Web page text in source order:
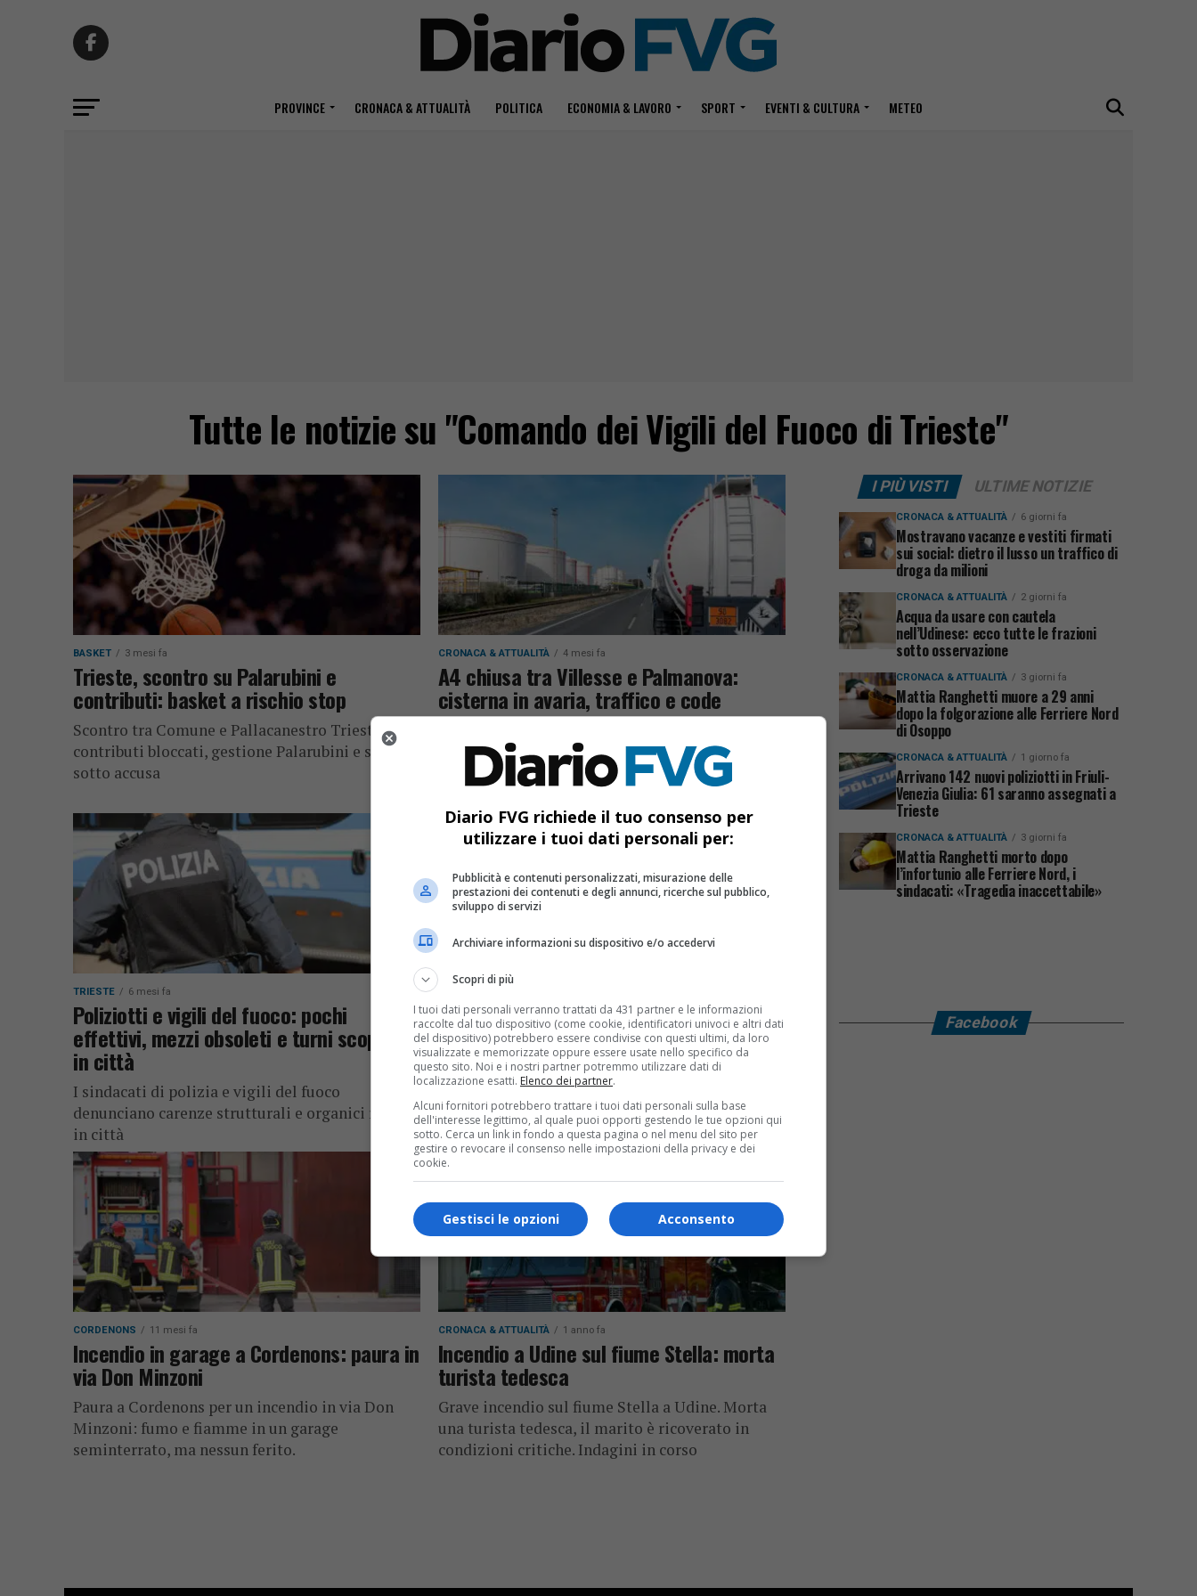
PROVINCE CRONACA & ATTUALITÀ POLITICA ECONOMIA & LAVORO SPORT EVENTI & CULTURA METEO
Tutte le notizie su "Comando dei Vigili del Fuoco di Trieste"
BASKET 3 mesi fa
Trieste, scontro su Palarubini e
contributi: basket a rischio stop
Scontro tra Comune e Pallacanestro Trieste:
contributi bloccati, gestione Palarubini e servizi
sotto accusa
CRONACA & ATTUALITÀ 4 mesi fa
A4 chiusa tra Villesse e Palmanova:
cisterna in avaria, traffico e code
con carico infiammabile
TRIESTE 6 mesi fa
Poliziotti e vigili del fuoco: pochi
effettivi, mezzi obsoleti e turni scoperti
in città
I sindacati di polizia e vigili del fuoco
denunciano carenze strutturali e organici ridotti
in città
Terribile incidente sul lavoro in Costiera:
operaio 22enne gravissimo
Operaio 22enne gravemente ferito in un cantiere
sulla Costiera triestina: trasportato d’urgenza in
elicottero a Cattinara
CORDENONS 11 mesi fa
Incendio in garage a Cordenons: paura in
via Don Minzoni
Paura a Cordenons per un incendio in via Don
Minzoni: fumo e fiamme in un garage
seminterrato, ma nessun ferito.
CRONACA & ATTUALITÀ 1 anno fa
Incendio a Udine sul fiume Stella: morta
turista tedesca
Grave incendio sul fiume Stella a Udine. Morta
una turista tedesca, il marito è ricoverato in
condizioni critiche. Indagini in corso
I PIÙ VISTI ULTIME NOTIZIE
CRONACA & ATTUALITÀ 6 giorni fa
Mostravano vacanze e vestiti firmati
sui social: dietro il lusso un traffico di
droga da milioni
CRONACA & ATTUALITÀ 2 giorni fa
Acqua da usare con cautela
nell’Udinese: ecco tutte le frazioni
sotto osservazione
CRONACA & ATTUALITÀ 3 giorni fa
Mattia Ranghetti muore a 29 anni
dopo la folgorazione alle Ferriere Nord
di Osoppo
CRONACA & ATTUALITÀ 1 giorno fa
Arrivano 142 nuovi poliziotti in Friuli-
Venezia Giulia: 61 saranno assegnati a
Trieste
CRONACA & ATTUALITÀ 3 giorni fa
Mattia Ranghetti morto dopo
l’infortunio alle Ferriere Nord, i
sindacati: «Tragedia inaccettabile»
Facebook
Diario FVG richiede il tuo consenso per
utilizzare i tuoi dati personali per:
Pubblicità e contenuti personalizzati, misurazione delle
prestazioni dei contenuti e degli annunci, ricerche sul pubblico,
sviluppo di servizi
Archiviare informazioni su dispositivo e/o accedervi
Scopri di più
I tuoi dati personali verranno trattati da 431 partner e le informazioni
raccolte dal tuo dispositivo (come cookie, identificatori univoci e altri dati
del dispositivo) potrebbero essere condivise con questi ultimi, da loro
visualizzate e memorizzate oppure essere usate nello specifico da
questo sito. Noi e i nostri partner potremmo utilizzare dati di
localizzazione esatti. Elenco dei partner.
Alcuni fornitori potrebbero trattare i tuoi dati personali sulla base
dell'interesse legittimo, al quale puoi opporti gestendo le tue opzioni qui
sotto. Cerca un link in fondo a questa pagina o nel menu del sito per
gestire o revocare il consenso nelle impostazioni della privacy e dei
cookie.
Acconsento
Gestisci le opzioni